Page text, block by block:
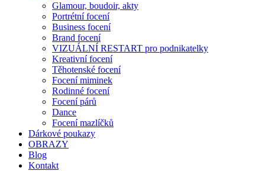
Glamour, boudoir, akty
Portrétní focení
Business focení
Brand focení
VIZUÁLNÍ RESTART pro podnikatelky
Kreativní focení
Těhotenské focení
Focení miminek
Rodinné focení
Focení párů
Dance
Focení mazlíčků
Dárkové poukazy
OBRAZY
Blog
Kontakt